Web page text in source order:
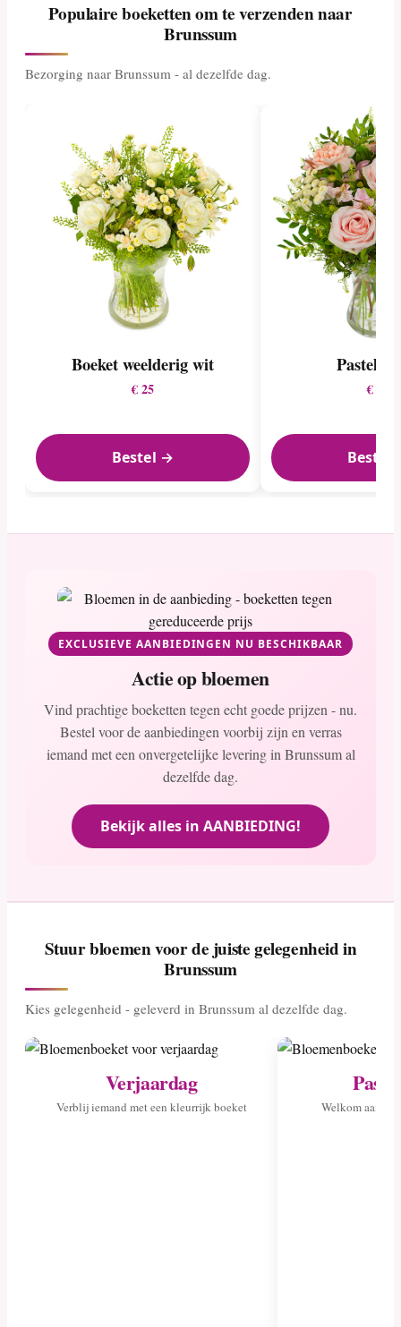
Populaire boeketten om te verzenden naar
Brunssum
Bezorging naar Brunssum - al dezelfde dag.
Boeket weelderig wit
€ 25
Bestel →
Pastel
€ 27
Bestel
EXCLUSIEVE AANBIEDINGEN NU BESCHIKBAAR
Actie op bloemen
Vind prachtige boeketten tegen echt goede prijzen - nu.
Bestel voor de aanbiedingen voorbij zijn en verras
iemand met een onvergetelijke levering in Brunssum al
dezelfde dag.
Bekijk alles in AANBIEDING!
Stuur bloemen voor de juiste gelegenheid in
Brunssum
Kies gelegenheid - geleverd in Brunssum al dezelfde dag.
Verjaardag
Verblij iemand met een kleurrijk boeket Welkom aan